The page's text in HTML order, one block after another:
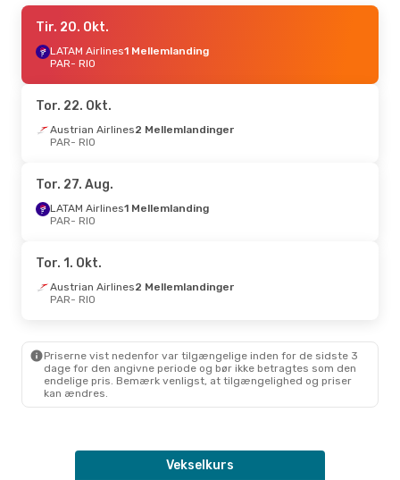
Fre. 18. Sep.
TAP Portugal1 Mellemlanding
PAR- RIO
RIO- PAR
Tir. 20. Okt.
LATAM Airlines1 Mellemlanding
PAR- RIO
Tor. 22. Okt.
Austrian Airlines2 Mellemlandinger
PAR- RIO
Tor. 27. Aug.
LATAM Airlines1 Mellemlanding
PAR- RIO
Tor. 1. Okt.
Austrian Airlines2 Mellemlandinger
PAR- RIO
Priserne vist nedenfor var tilgængelige inden for de sidste 3
dage for den angivne periode og bør ikke betragtes som den
endelige pris. Bemærk venligst, at tilgængelighed og priser
kan ændres.
Vekselkurs